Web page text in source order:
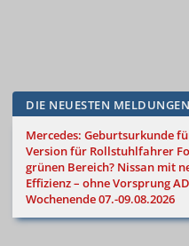
DIE NEUESTEN MELDUNGEN
Mercedes: Geburtsurkunde
Version für Rollstuhlfahrer
grünen Bereich? Nissan mit
Effizienz – ohne Vorsprung
Wochenende 07.-09.08.2026